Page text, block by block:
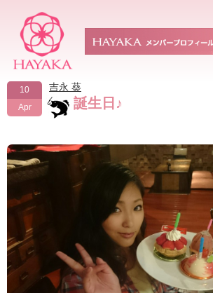
10
Apr
吉永 葵
誕生日♪